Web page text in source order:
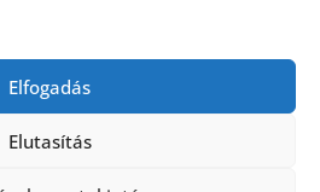
Elfogadás
Elutasítás